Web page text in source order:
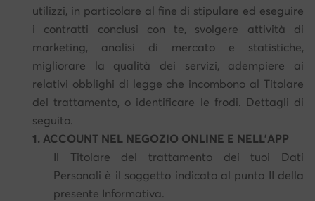
utilizzi, in particolare al fine di stipulare ed eseguire
i contratti conclusi con te, svolgere attività di
marketing, analisi di mercato e statistiche,
migliorare la qualità dei servizi, adempiere ai
relativi obblighi di legge che incombono al Titolare
del trattamento, o identificare le frodi. Dettagli di
seguito.
1. ACCOUNT NEL NEGOZIO ONLINE E NELL’APP
Il Titolare del trattamento dei tuoi Dati
Personali è il soggetto indicato al punto II della
presente Informativa.